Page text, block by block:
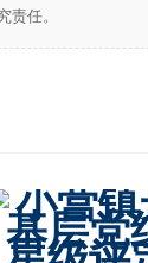
责任。